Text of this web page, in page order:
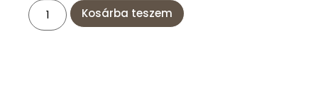
Kosárba teszem